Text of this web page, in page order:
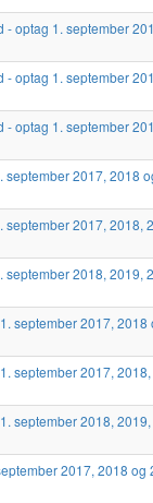
optag 1. september
optag 1. september
optag 1. september
september 2017, 2018
september 2017, 2018,
september 2018, 2019,
september 2017, 2018
september 2017,
september 2018,
2017, 2018 og